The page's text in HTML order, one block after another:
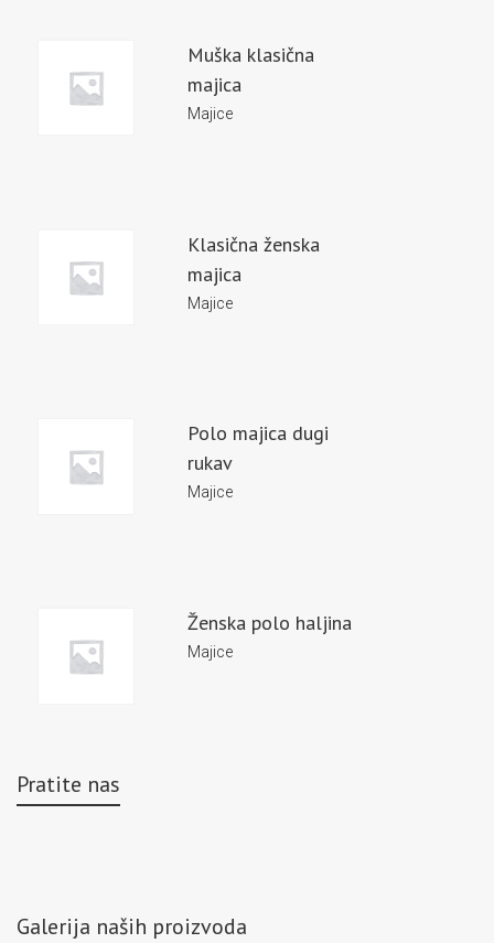
Muška klasična
majica
Majice
Klasična ženska
majica
Majice
Polo majica dugi
rukav
Majice
Ženska polo haljina
Majice
Pratite nas
Galerija naših proizvoda